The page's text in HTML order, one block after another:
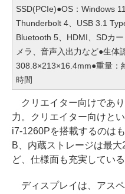
SSD(PCIe)●OS：Windows
Thunderbolt 4、USB 3.1
Bluetooth 5、HDMI、SDカ
メラ、音声入出力など●生体
308.8×213×16.4mm●重量：
時間
クリエイター向けであ
力。クリエイター向けと
i7-1260Pを搭載するのは
B、内蔵ストレージは最
ど、仕様面も充実している
ディスプレイは、アス